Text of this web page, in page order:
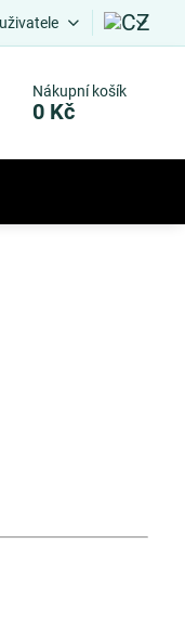
Nákupní košík
0 Kč